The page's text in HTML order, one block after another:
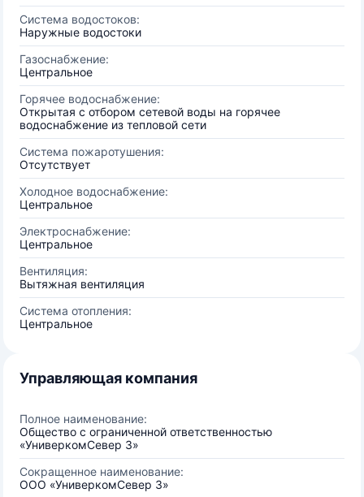
Система водостоков:
Наружные водостоки
Газоснабжение:
Центральное
Горячее водоснабжение:
Открытая с отбором сетевой воды на горячее
водоснабжение из тепловой сети
Система пожаротушения:
Отсутствует
Холодное водоснабжение:
Центральное
Электроснабжение:
Центральное
Вентиляция:
Вытяжная вентиляция
Система отопления:
Центральное
Управляющая компания
Полное наименование:
Общество с ограниченной ответственностью
«УниверкомСевер 3»
Сокращенное наименование:
ООО «УниверкомСевер 3»